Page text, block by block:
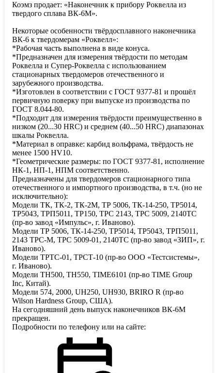
Коэмз продает: «Наконечник к прибору Роквелла из
твердого сплава ВК-6М».
Некоторые особенности твёрдосплавного наконечника
ВК-6 к твердомерам «Роквелл»:
*Рабочая часть выполнена в виде конуса.
*Предназначен для измерения твёрдости по методам
Роквелла и Супер-Роквелла с использованием
стационарных твердомеров отечественного и
зарубежного производства.
*Изготовлен в соответствии с ГОСТ 9377-81 и прошёл
первичную поверку при выпуске из производства по
ГОСТ 8.044-80.
*Подходит для измерения твёрдости преимущественно в
низком (20...30 HRC) и среднем (40...50 HRC) диапазонах
шкалы Роквелла.
*Материал в оправке: карбид вольфрама, твёрдость не
менее 1500 HV10.
*Геометрические размеры: по ГОСТ 9377-81, исполнение
НК-1, НП-1, НПМ соответственно.
Предназначены для твердомеров стационарного типа
отечественного и импортного производства, в т.ч. (но не
исключительно):
Модели ТК, ТК-2, ТК-2М, ТР 5006, ТК-14-250, ТР5014,
ТР5043, ТРП5011, ТР150, ТРС 2143, ТРС 5009, 2140ТС
(пр-во завод «Импульс», г. Иваново).
Модели ТР 5006, ТК-14-250, ТР5014, ТР5043, ТРП5011,
2143 ТРС-М, ТРС 5009-01, 2140ТС (пр-во завод «ЗИП», г.
Иваново).
Модели ТРТС-01, ТРСТ-10 (пр-во ООО «Тестсистемы»,
г. Иваново).
Модели ТН500, ТН550, TIME6101 (пр-во TIME Group
Inc, Китай).
Модели 574, 2000, UH250, UH930, BRIRO R (пр-во
Wilson Hardness Group, США).
На сегодняшний день выпуск наконечников ВК-6М
прекращен.
Подробности по телефону или на сайте: